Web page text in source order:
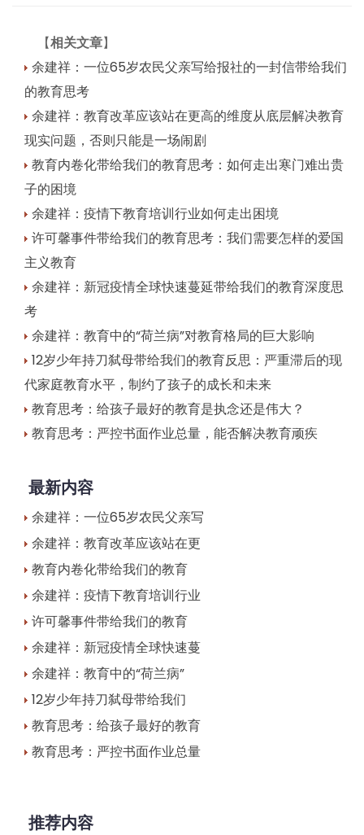
【相关文章】
余建祥：一位65岁农民父亲写给报社的一封信带给我们
的教育思考
余建祥：教育改革应该站在更高的维度从底层解决教育
现实问题，否则只能是一场闹剧
教育内卷化带给我们的教育思考：如何走出寒门难出贵
子的困境
余建祥：疫情下教育培训行业如何走出困境
许可馨事件带给我们的教育思考：我们需要怎样的爱国
主义教育
余建祥：新冠疫情全球快速蔓延带给我们的教育深度思
考
余建祥：教育中的“荷兰病”对教育格局的巨大影响
12岁少年持刀弑母带给我们的教育反思：严重滞后的现
代家庭教育水平，制约了孩子的成长和未来
教育思考：给孩子最好的教育是执念还是伟大？
教育思考：严控书面作业总量，能否解决教育顽疾
最新内容
余建祥：一位65岁农民父亲写
余建祥：教育改革应该站在更
教育内卷化带给我们的教育
余建祥：疫情下教育培训行业
许可馨事件带给我们的教育
余建祥：新冠疫情全球快速蔓
余建祥：教育中的“荷兰病”
12岁少年持刀弑母带给我们
教育思考：给孩子最好的教育
教育思考：严控书面作业总量
推荐内容